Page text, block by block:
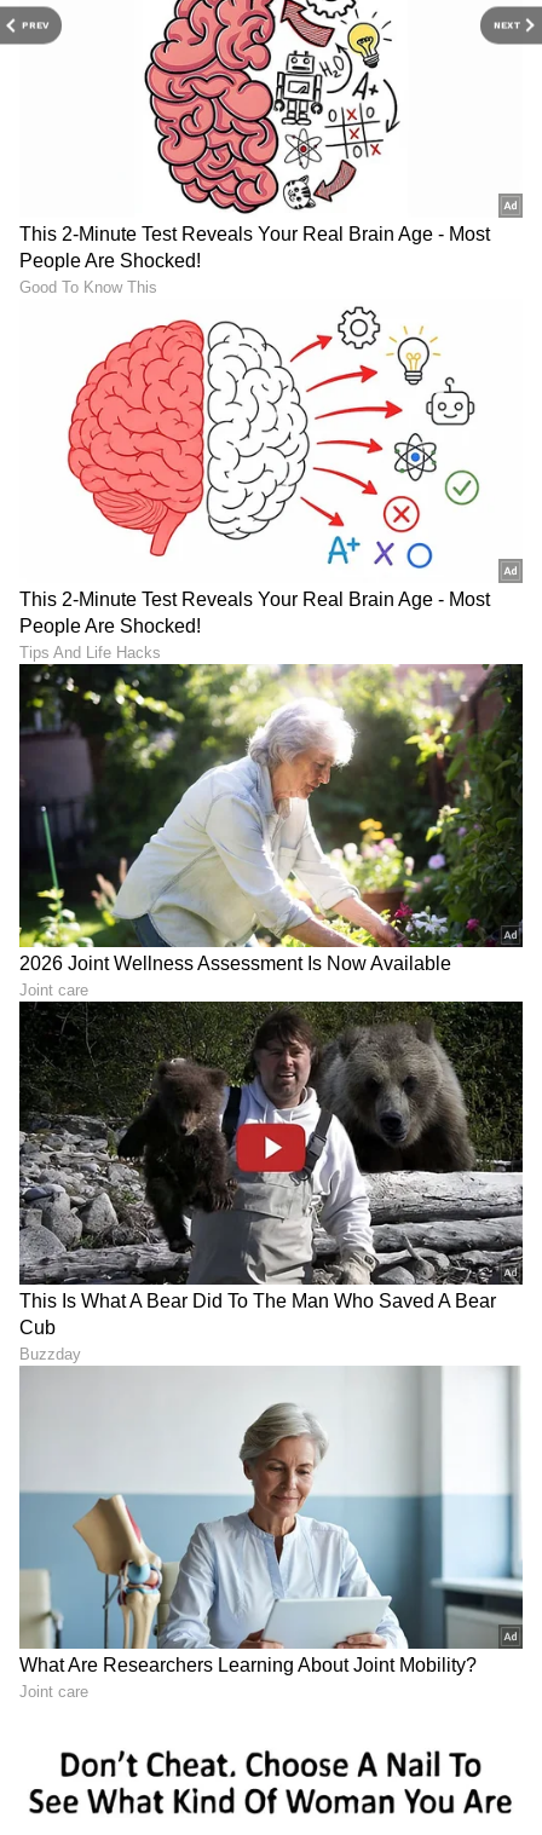
PREV NEXT
ಪ್ರತಿದಿನ ಒಂದು ಪ್ರದೇಶದಲ್ಲಿ 50 ಲೀಟರ್ ಹಾಲು ಹಾಕ್ತಿದ್ದಾರೆ.
ಇಂತಹ ನೀರಾವರಿ ಜಾಗವನ್ನು ಸ್ವಾಧೀನ ಮಾಡಿಕೊಳ್ಳಲು
ಹೊರಟಿದ್ದಾರೆ ಎಂದು ಆರೋಪಿಸಿದರು.
ಆ ಕಾಲದಲ್ಲಿ ಕುಮಾರಸ್ವಾಮಿ 250 ಕೋಟಿ ಇಟ್ಟು ನೀರಾವರಿ
ಯೋಜನೆ ಅನುಕೂಲ ಆಗುವ ರೀತಿಯಲ್ಲಿ ಅಭಿವೃದ್ಧಿ
ಮಾಡಿದ್ದಾರೆ. ಇಂತಹ ನೀರಾವರಿ ಜಾಗವನ್ನು ಸ್ವಾಧೀನ
ಮಾಡಿಕೊಳ್ಳಲು ಒಂದು ಪಕ್ಷದ ಅಧ್ಯಕ್ಷರು ( ಡಿ.ಕೆ
ಶಿವಕುಮಾರ್) ಮುಂದಾಗಿದ್ದಾರೆ. ಬೆಂಗಳೂರು
ಸುತ್ತಮುತ್ತಲಿನಲ್ಲಿ ಬಡವರ ಜಮೀನನ್ನು ಲೂಟಿ
ಹೊಡೆಯುತ್ತಿದ್ದಾರೆ. ಬಿಡಿಎ ನಲ್ಲಿ ಏನು ಅಕ್ರಮ ನಡೆದಿದೆ ಅದರ
ಬಗ್ಗೆಯೂ ಹೋರಾಟ ಮಾಡುತ್ತೇನೆ
20 ಸಾವಿರ ಎಕರೆ ಭೂಮಿ ಬಗ್ಗೆ ತನಿಖೆ ಮಾಡಿ”
ಬಿಡದಿಯ ರೈತರು ಕಣ್ಣೀರಿನಲ್ಲಿ ಕೈ ತೊಳೆಯುತ್ತಿದ್ದಾರೆ.
ಬಿಡದಿಯಲ್ಲಿ ಜನ ಕಣ್ಣೀರು ಹಾಕ್ತಿದ್ದಾರೆ ಎಂದು ಭಾವುಕರಾದ
ದೇವೇಗೌಡರು. ಸುಮಾರು 20 ಸಾವಿರ ಎಕರೆ ಭೂಮಿ ಯಾರ
ಹೆಸರಿನಲ್ಲಿ ಇದೆ ಎಂಬುದರ ಬಗ್ಗೆ ತನಿಖೆ ಮಾಡಿ ಎಂದು ನಾನು
ಪತ್ರ ಬರೆದಿದ್ದೇನೆ. ಇ ಬಗ್ಗೆ ನಾನು ಸಿಎಂ ಸಿದ್ದರಾಮಯ್ಯಗೆ ಪತ್ರ
ಬರೆದಿದ್ದೇನೆ. ಬಿಡದಿ ಟೌನ್‌ಶಿಪ್ ಬಗ್ಗೆ ಪತ್ರದಲ್ಲಿ
ಉಲ್ಲೇಖಿಸಿದ್ದೇನೆ' ಎಂದರು.
ನನ್ನ ಹೋರಾಟ ಇವತ್ತಿನಿಂದ ಆರಂಭ
ಬಡಜನರ ಜಮೀನನ್ನು, ಬೆಂಗಳೂರು ಸುತ್ತಮುತ್ತಲಿನ ಬಡವರ
ಜಮೀನನ್ನು ಹೊಡೆಯುತ್ತಿದ್ದಾರೆ. ಬಿಡಿಎನಲ್ಲಿ ಏನು ಅಕ್ರಮ
ನಡೆದಿದೆ ಅದರ ಬಗ್ಗೆಯೂ ಹೋರಾಟ ಮಾಡುತ್ತೇನೆ' ಎಂದು
ಎಚ್ಚರಿಕೆ ನೀಡಿದರು. ನನ್ನ ಹೋರಾಟ ಇವತ್ತಿನಿಂದ ಪ್ರಾರಂಭ
ಆಗಿದೆ ಎಂದು ಘೋಷಿಸಿದರು.
ಬಿಡದಿಗೆ ಹೋಗೋಣ… ಸಿದ್ದರಾಮಯ್ಯ ನೀವು ಕೂಡ
ಬನ್ನಿ
ಬಿಡದಿ ಹತ್ತಿರ ಹೋಗೋಣ. ನಾನು ಬರ್ತೀನಿ, ಸಿದ್ದರಾಮಯ್ಯ
ನೀವು ಬನ್ನಿ. ಸ್ಥಳಕ್ಕೆ ಭೇಟಿ ನೀಡೋಣ ಎಂದು ದೇವೇಗೌಡರು
ಸವಾಲು ಹಾಕಿದರು. ಇದುವರೆಗೂ ಸ್ಥಳೀಯ ಶಾಸಕರು,
ತಹಶೀಲ್ದಾರರು ಜನರ ಸಮಸ್ಯೆ ಕೇಳಿಲ್ಲ ಎಂದು ಅಸಮಾಧಾನ
ಇದೊಂದು ದಂಧೆ
ಇದೊಂದು ದಂಧೆ. ರೈತರ ಜಮೀನನ್ನು ಇಟ್ಟುಕೊಂಡು ಕೆಲಸ
ಮಾಡ್ತಿದ್ದಾರೆ. ಕನಕಪುರದಲ್ಲಿ ಎಷ್ಟು ಜಮೀನನ್ನು
ಇದೆ ಎಂದು ಹೆಸರು ಹೇಳದೇ ಡಿ.ಕೆ ಶಿವಕುಮಾರ್ ವಿರುದ್ಧ
ದೇವೇಗೌಡರು ವಾಗ್ದಾಳಿ ನಡೆಸಿದರು.